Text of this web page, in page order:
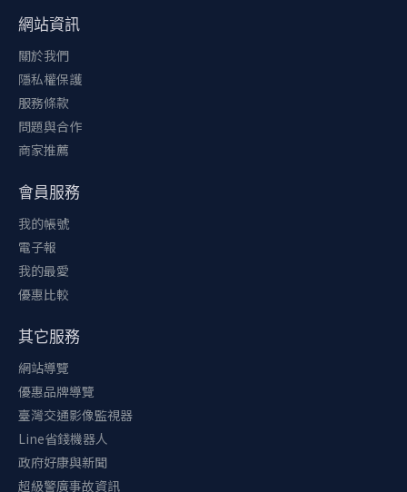
網站資訊
關於我們
隱私權保護
服務條款
問題與合作
商家推薦
會員服務
我的帳號
電子報
我的最愛
優惠比較
其它服務
網站導覽
優惠品牌導覽
臺灣交通影像監視器
Line省錢機器人
政府好康與新聞
超級警廣事故資訊